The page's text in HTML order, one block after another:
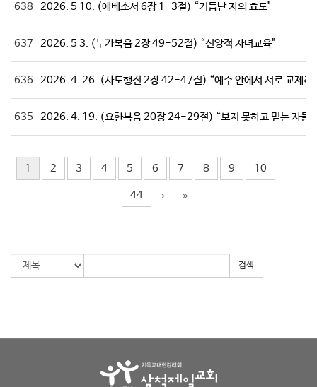
638 2026. 5 10. (에베소서 6장 1-3절) “거듭난 자의 효도"
637 2026. 5 3. (누가복음 2장 49-52절) “신앙적 자녀교육"
636 2026. 4. 26. (사도행전 2장 42-47절) “예수 안에서 서로 교제하
635 2026. 4. 19. (요한복음 20장 24-29절) “보지 못하고 믿는 자들"
1 2 3 4 5 6 7 8 9 10 ...
44
검색